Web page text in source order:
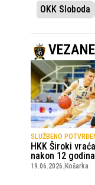
OKK Sloboda
SLUŽBENO
HKK Široki
nakon 12 godina
19.06.2026. Košarka